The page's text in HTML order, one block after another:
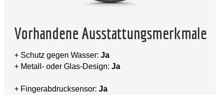
Vorhandene Ausstattungsmerkmale
+ Schutz gegen Wasser: Ja
+ Metall- oder Glas-Design: Ja
+ Fingerabdrucksensor: Ja